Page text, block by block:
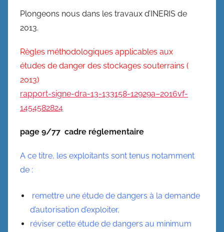
Plongeons nous dans les travaux d’INERIS de
2013.
Règles méthodologiques applicables aux
études de danger des stockages souterrains (
2013)
rapport-signe-dra-13-133158-12929a–2016vf-
1454582824
page 9/77 cadre réglementaire
A ce titre, les exploitants sont tenus notamment
de :
remettre une étude de dangers à la demande
d’autorisation d’exploiter,
réviser cette étude de dangers au minimum